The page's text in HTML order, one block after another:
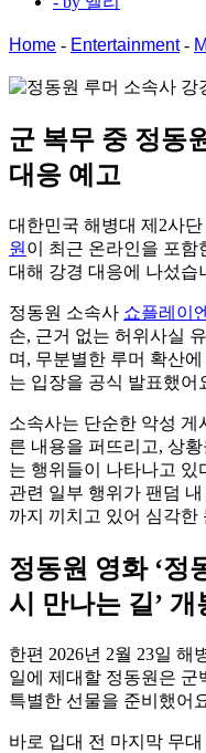
Home - Entertainment-
군 복무 중 정동
대응 예고
대한민국 해병대 제2사
원 이 최근 온라인을 포함
대해 강경 대응에 나섰습
정동원 소속사 쇼플레이
손, 근거 없는 허위사실
며, 무분별한 루머 확산
는 입장을 공식 발표했어
소속사는 단순한 악성 게
른 내용을 퍼뜨리고, 상
는 행위들이 나타나고 있
관련 일부 행위가 팬덤
까지 끼치고 있어 심각한
정동원 영화 ‘정
시 만나는 길’ 개
한편 2026년 2월 23일 해
일에 제대할 정동원은 군
특별한 선물을 준비했어
바로 입대 전 마지막 무